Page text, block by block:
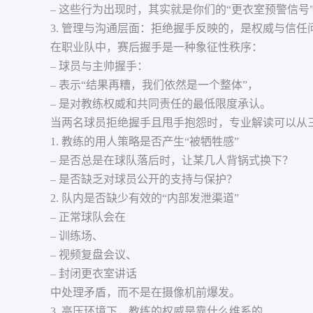
– 这些行为出现时，其实就是你们的“更衣室预警信号”
3. 管理与沟通层面：拒绝握手反映的，是权威与信任
在职业队中，赛后握手是一种象征性秩序：
– 球员与主帅握手：
– 表示“结果再糟，我们依然是一个整体”，
– 是对教练权威和共同责任的最低限度承认。
当两名球员拒绝握手且甩手抱怨时，专业解读可以从
1. 教练的用人策略是否产生“被牺牲感”
– 是否总是在球队落后时，让某几人背锅式换下？
– 是否缺乏对球员公开的支持与保护？
2. 队内是否缺少有效的“内部发泄渠道”
– 正常球队会在
– 训练场、
– 视频复盘会议、
– 封闭更衣室讲话
中处理矛盾，而不是在摄像机前爆发。